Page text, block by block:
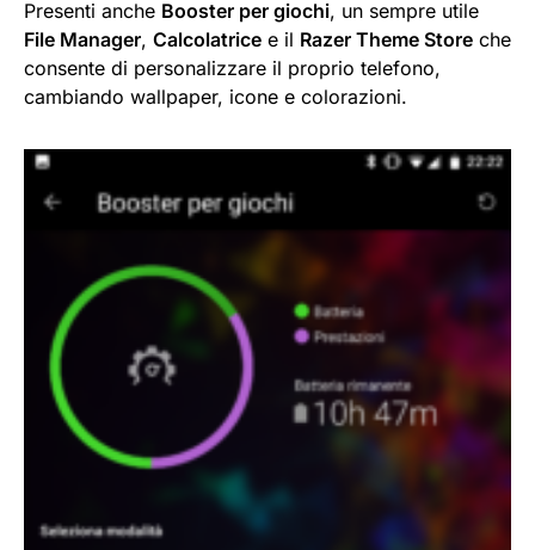
Presenti anche Booster per giochi, un sempre utile
File Manager, Calcolatrice e il Razer Theme Store che
consente di personalizzare il proprio telefono,
cambiando wallpaper, icone e colorazioni.